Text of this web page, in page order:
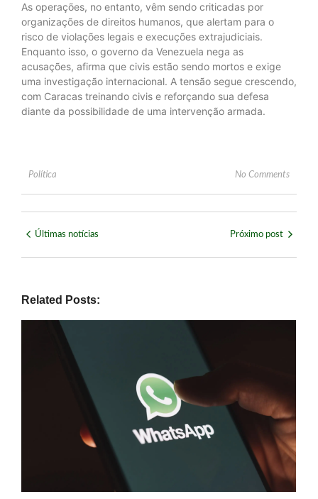
As operações, no entanto, vêm sendo criticadas por
organizações de direitos humanos, que alertam para o
risco de violações legais e execuções extrajudiciais.
Enquanto isso, o governo da Venezuela nega as
acusações, afirma que civis estão sendo mortos e exige
uma investigação internacional. A tensão segue crescendo,
com Caracas treinando civis e reforçando sua defesa
diante da possibilidade de uma intervenção armada.
Política No Comments
Últimas notícias Próximo post
Related Posts: